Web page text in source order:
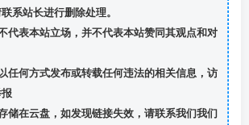
系站长进行删除处理。
代表本站立场，并不代表本站赞同其观点和对
任何方式发布或转载任何违法的相关信息，访
储在云盘，如发现链接失效，请联系我们我们